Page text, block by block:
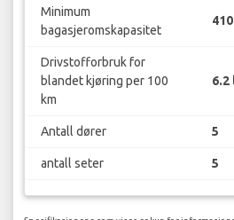
Minimum
bagasjeromskapasitet
Drivstofforbruk for
blandet kjøring per 100
km
6.2
Antall dører 5
antall seter 5